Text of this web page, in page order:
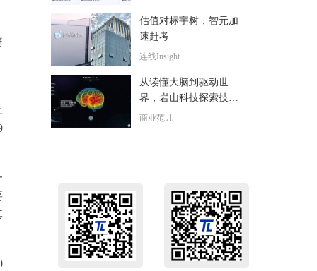
估值对标宇树，智元加
速赶考
连线Insight
从读懂大脑到驱动世
界，岩山科技探索技术
落地“最后一公里”
商业范儿